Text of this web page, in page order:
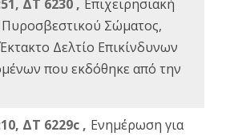
ΔΤ 6230 , Επιχειρησιακή
Πυροσβεστικού Σώματος,
Δελτίο Επικίνδυνων
που εκδόθηκε από την
ΔΤ 6229c , Ενημέρωση για